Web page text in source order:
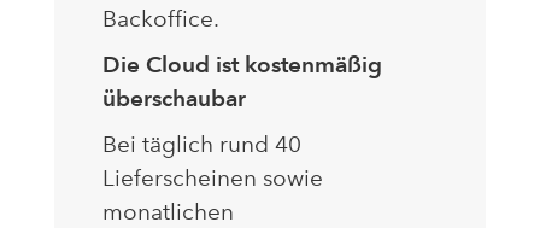
Backoffice.
Die Cloud ist kostenmäßig
überschaubar
Bei täglich rund 40
Lieferscheinen sowie
monatlichen